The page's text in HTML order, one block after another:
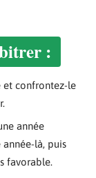
:
et confrontez-le
année
là, puis
favorable.